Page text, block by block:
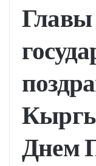
Днем